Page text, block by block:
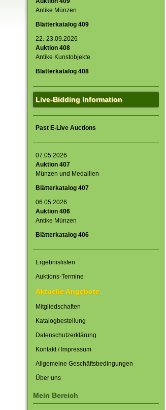
Antike Münzen
Blätterkatalog 409
22.-23.09.2026
Auktion 408
Antike Kunstobjekte
Blätterkatalog 408
Live-Bidding Information
Past E-Live Auctions
07.05.2026
Auktion 407
Münzen und Medaillen
Blätterkatalog 407
06.05.2026
Auktion 406
Antike Münzen
Blätterkatalog 406
Ergebnislisten
Auktions-Termine
Aktuelle Angebote
Mitgliedschaften
Katalogbestellung
Datenschutzerklärung
Kontakt / Impressum
Allgemeine Geschäftsbedingungen
Über uns
Mein Bereich